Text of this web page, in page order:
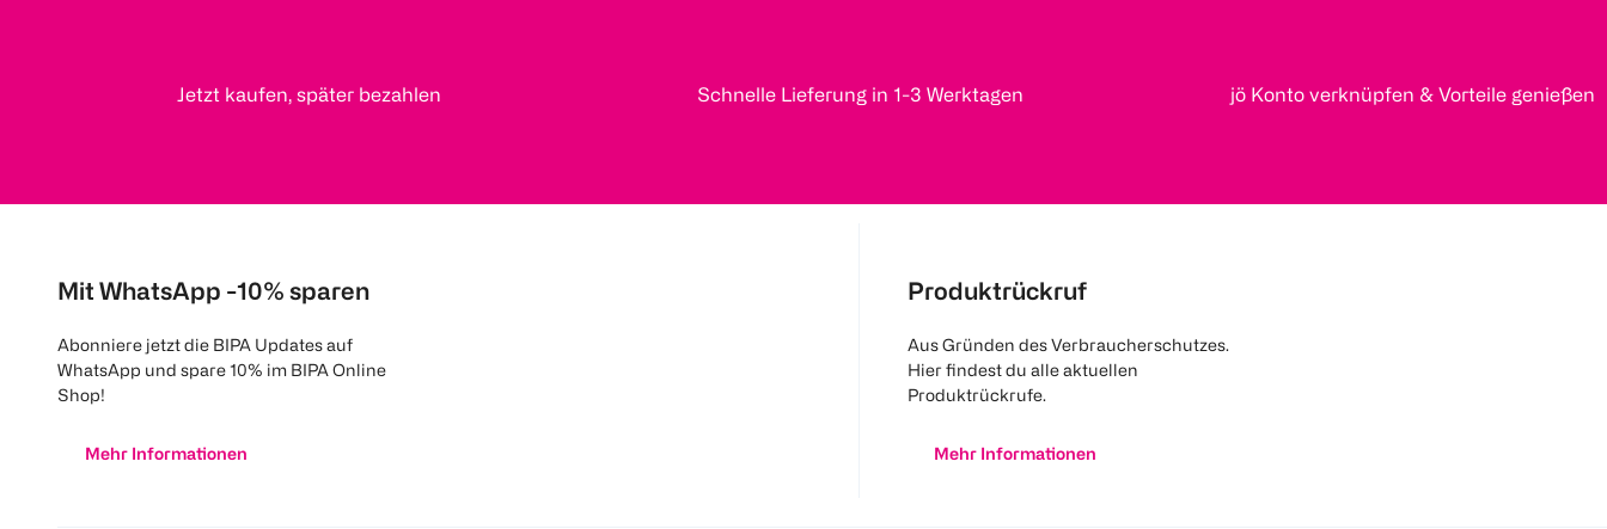
Jetzt kaufen, später bezahlen Schnelle Lieferung in 1-3 Werktagen jö Konto verknüpfen & Vorteile genießen
Mit WhatsApp -10% sparen
Abonniere jetzt die BIPA Updates auf
WhatsApp und spare 10% im BIPA Online
Shop!
Mehr Informationen
Produktrückruf
Aus Gründen des Verbraucherschutzes.
Hier findest du alle aktuellen
Produktrückrufe.
Mehr Informationen